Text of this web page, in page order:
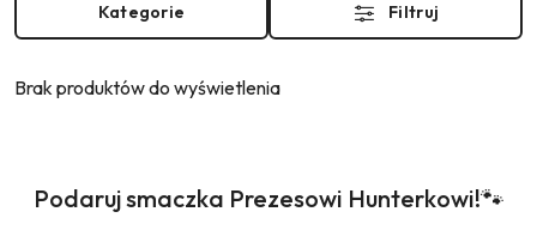
Kategorie Filtruj
Brak produktów do wyświetlenia
Pomiń karuzelę produktów
Produkty
Podaruj smaczka Prezesowi Hunterkowi!🐾